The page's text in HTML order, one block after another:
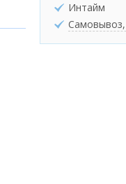
Интайм